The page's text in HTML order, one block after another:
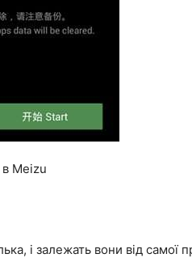
Meizu
і залежать вони від самої